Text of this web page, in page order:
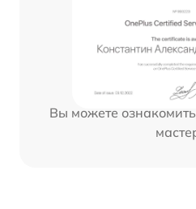
Вы можете